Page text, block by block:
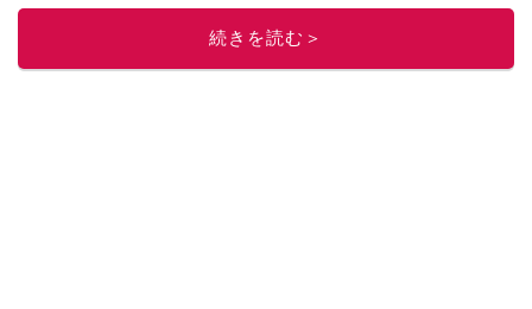
続きを読む＞